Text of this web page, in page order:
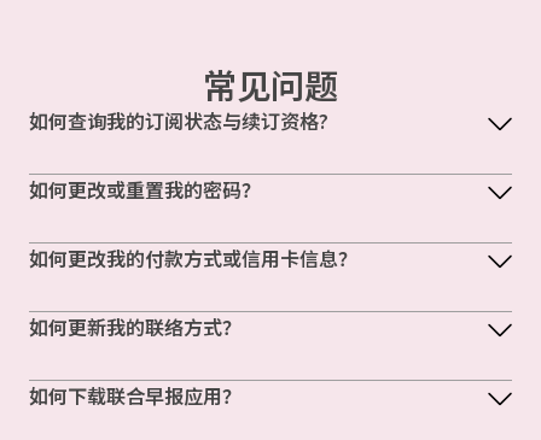
常见问题
如何查询我的订阅状态与续订资格?
如何更改或重置我的密码？
如何更改我的付款方式或信用卡信息？
如何更新我的联络方式？
如何下载联合早报应用？